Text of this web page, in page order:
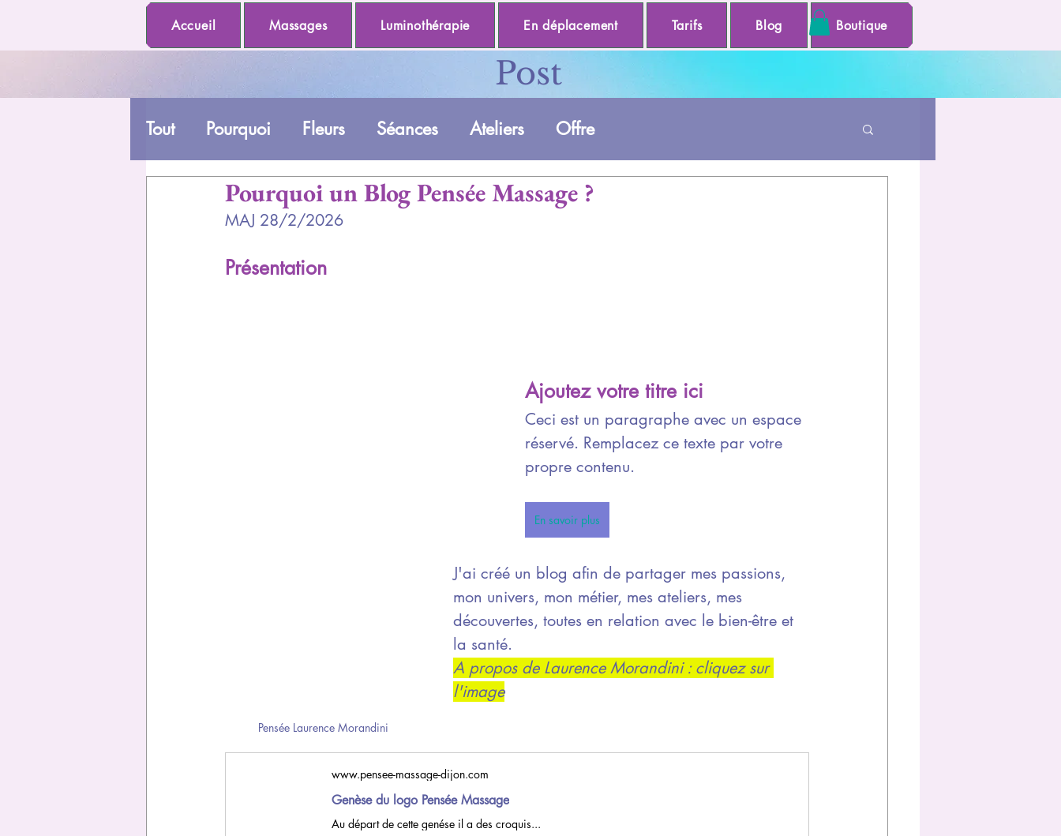
Accueil Massages Luminothérapie En déplacement Tarifs Blog Boutique
Tout Pourquoi Fleurs Séances Ateliers Offre
Pourquoi un Blog Pensée Massage ?
MAJ 28/2/2026
Présentation
Ajoutez votre titre ici
Ceci est un paragraphe avec un espace
réservé. Remplacez ce texte par votre
propre contenu.
En savoir plus
Pensée Laurence Morandini
J'ai créé un blog afin de partager mes passions,
mon univers, mon métier, mes ateliers, mes
découvertes, toutes en relation avec le bien-être et
la santé.
A propos de Laurence Morandini : cliquez sur
l'image
www.pensee-massage-dijon.com
Genèse du logo Pensée Massage
Au départ de cette genése il a des croquis...
Post